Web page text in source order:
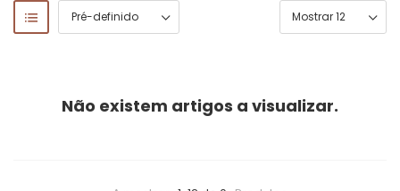
Não existem artigos a visualizar.